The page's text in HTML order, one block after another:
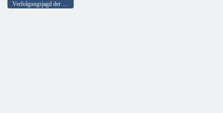
Verfolgungsjagd der Stadtpolizei